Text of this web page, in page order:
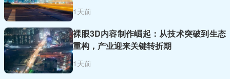
1天前
裸眼3D内容制作崛起：从技术突破到生态
重构，产业迎来关键转折期
1天前